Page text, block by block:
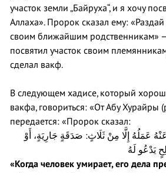
участок земли „Байруха“, и я хочу
Аллаха». Пророк сказал ему:
своим ближайшим родственникам» —
посвятил участок своим
сделал вакф.
В следующем хадисе, который
вакфа, говориться: «От Абу Хурайры
передается: «Пророк сказал:
عَمَلُهُ إِلَّا مِنْ ثَلَاثٍ: صَدَقَةٍ جَارِيَةٍ، أَوْ
يَدْعُو لَهُ
«Когда человек умирает, его дела